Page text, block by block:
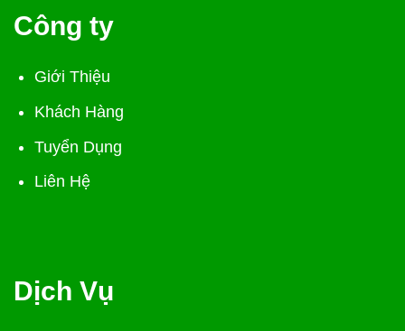
Công ty
Giới Thiệu
Khách Hàng
Tuyển Dụng
Liên Hệ
Dịch Vụ